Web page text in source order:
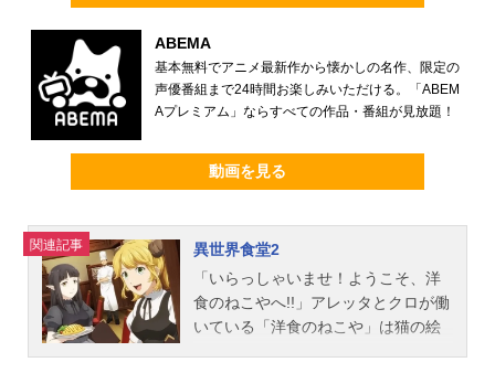
ABEMA
基本無料でアニメ最新作から懐かしの名作、限定の
声優番組まで24時間お楽しみいただける。「ABEM
Aプレミアム」ならすべての作品・番組が見放題！
動画を見る
関連記事
異世界食堂2
「いらっしゃいませ！ようこそ、洋
食のねこやへ!!」アレッタとクロが働
いている「洋食のねこや」は猫の絵